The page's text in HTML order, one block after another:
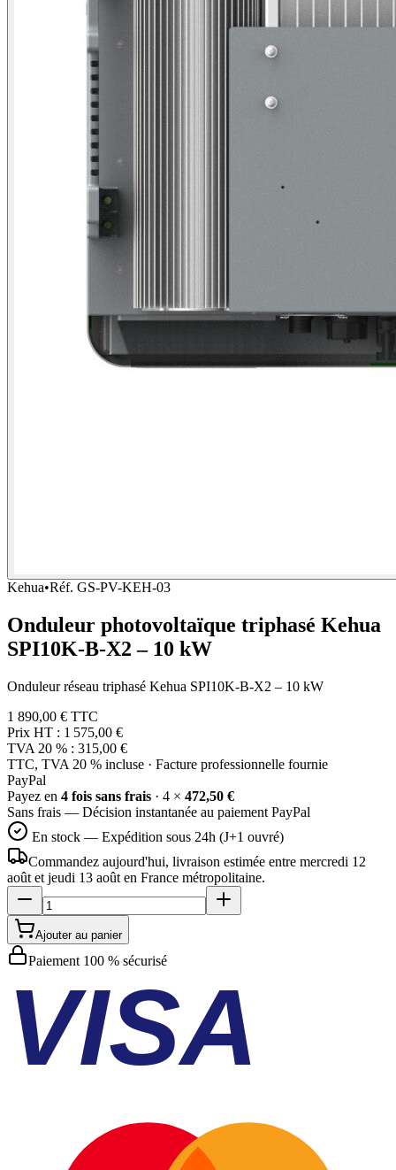
Kehua•Réf. GS-PV-KEH-03
Onduleur photovoltaïque triphasé Kehua
SPI10K-B-X2 – 10 kW
Onduleur réseau triphasé Kehua SPI10K-B-X2 – 10 kW
1 890,00 € TTC
Prix HT : 1 575,00 €
TVA 20 % : 315,00 €
TTC, TVA 20 % incluse · Facture professionnelle fournie
PayPal
Payez en 4 fois sans frais · 4 × 472,50 €
Sans frais — Décision instantanée au paiement PayPal
En stock — Expédition sous 24h (J+1 ouvré)
Commandez aujourd'hui, livraison estimée entre mercredi 12
août et jeudi 13 août en France métropolitaine.
Ajouter au panier
Paiement 100 % sécurisé
VISA